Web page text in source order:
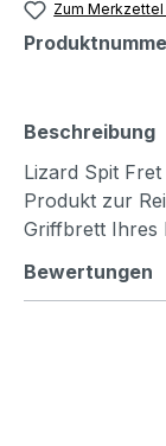
Zum
Beschreibung
Lizard Spit
Produkt zur
Griffbrett Ihres
Bewertungen